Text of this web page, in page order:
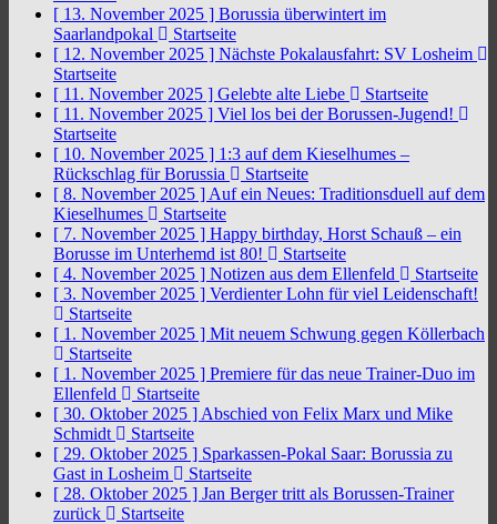
[ 13. November 2025 ] Borussia überwintert im
Saarlandpokal
Startseite
[ 12. November 2025 ] Nächste Pokalausfahrt: SV Losheim
Startseite
[ 11. November 2025 ] Gelebte alte Liebe
Startseite
[ 11. November 2025 ] Viel los bei der Borussen-Jugend!
Startseite
[ 10. November 2025 ] 1:3 auf dem Kieselhumes –
Rückschlag für Borussia
Startseite
[ 8. November 2025 ] Auf ein Neues: Traditionsduell auf dem
Kieselhumes
Startseite
[ 7. November 2025 ] Happy birthday, Horst Schauß – ein
Borusse im Unterhemd ist 80!
Startseite
[ 4. November 2025 ] Notizen aus dem Ellenfeld
Startseite
[ 3. November 2025 ] Verdienter Lohn für viel Leidenschaft!
Startseite
[ 1. November 2025 ] Mit neuem Schwung gegen Köllerbach
Startseite
[ 1. November 2025 ] Premiere für das neue Trainer-Duo im
Ellenfeld
Startseite
[ 30. Oktober 2025 ] Abschied von Felix Marx und Mike
Schmidt
Startseite
[ 29. Oktober 2025 ] Sparkassen-Pokal Saar: Borussia zu
Gast in Losheim
Startseite
[ 28. Oktober 2025 ] Jan Berger tritt als Borussen-Trainer
zurück
Startseite